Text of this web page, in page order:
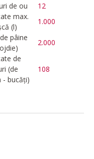
de ou
12
max.
(l)
1.000
pâine
2.000
de
(de
- bucăți)
108